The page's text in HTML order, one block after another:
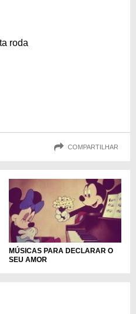
roda
COMPARTILHAR
MÚSICAS PARA DECLARAR O
SEU AMOR